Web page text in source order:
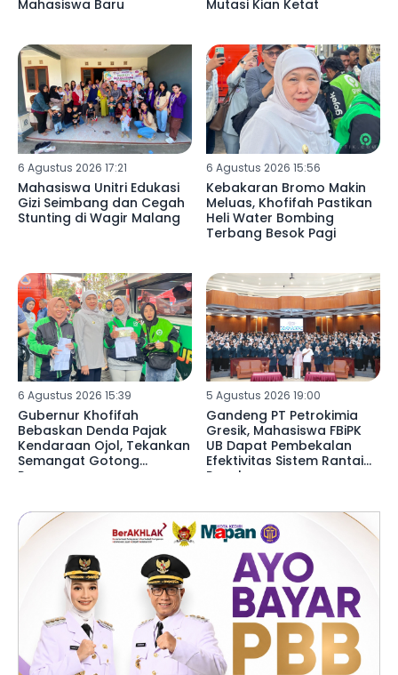
Mahasiswa Baru
Mutasi Kian Ketat
6 Agustus 2026 17:21
Mahasiswa Unitri Edukasi
Gizi Seimbang dan Cegah
Stunting di Wagir Malang
6 Agustus 2026 15:56
Kebakaran Bromo Makin
Meluas, Khofifah Pastikan
Heli Water Bombing
Terbang Besok Pagi
6 Agustus 2026 15:39
Gubernur Khofifah
Bebaskan Denda Pajak
Kendaraan Ojol, Tekankan
Semangat Gotong
Royong
5 Agustus 2026 19:00
Gandeng PT Petrokimia
Gresik, Mahasiswa FBiPK
UB Dapat Pembekalan
Efektivitas Sistem Rantai
Pasok